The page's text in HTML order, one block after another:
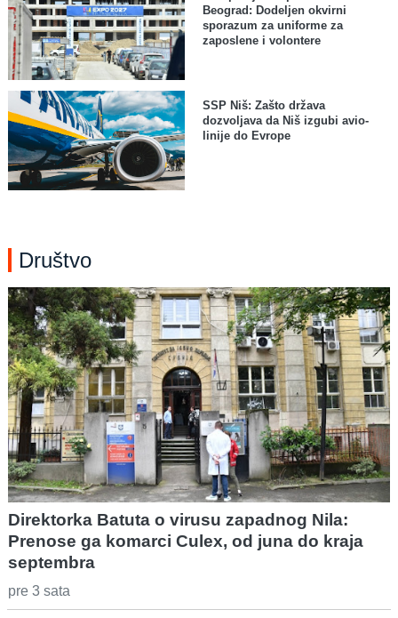
Beograd: Dodeljen okvirni
sporazum za uniforme za
zaposlene i volontere
SSP Niš: Zašto država
dozvoljava da Niš izgubi avio-
linije do Evrope
Društvo
Direktorka Batuta o virusu zapadnog Nila:
Prenose ga komarci Culex, od juna do kraja
septembra
pre 3 sata